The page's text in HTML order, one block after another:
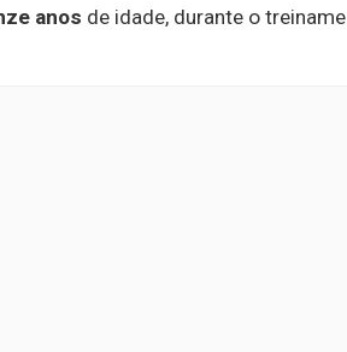
anos de idade, durante o